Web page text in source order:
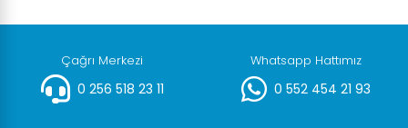
Çağrı Merkezi
0 256 518 23 11
Whatsapp Hattımız
0 552 454 21 93